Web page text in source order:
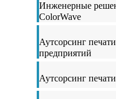
Инженерные
ColorWave
Аутсорсинг
предприятий
Аутсорсинг